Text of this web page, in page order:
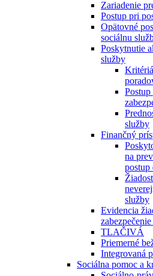
Zariadenie
Postup pri
Opätovné
sociálnu
Poskytnutie
služby
služby
Finančný
na
postup
služby
Evidencia
TLAČIVÁ
Priemerné
Integrovaná
Sociálna pomoc a